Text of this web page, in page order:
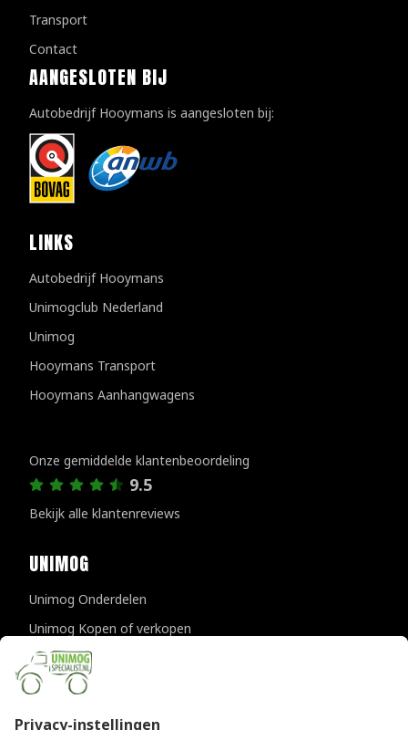
Transport
Contact
AANGESLOTEN BIJ
Autobedrijf Hooymans is aangesloten bij:
LINKS
Autobedrijf Hooymans
Unimogclub Nederland
Unimog
Hooymans Transport
Hooymans Aanhangwagens
Onze gemiddelde klantenbeoordeling
9.5
Bekijk alle klantenreviews
UNIMOG
Unimog Onderdelen
Unimog Kopen of verkopen
Unimog Onderhoud & Reparatie
Unimog Accessoires
Unimog APK-keuringen